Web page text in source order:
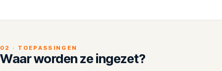
02 · TOEPASSINGEN
Waar worden ze ingezet?